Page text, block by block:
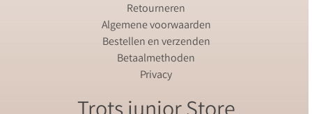
Retourneren
Algemene voorwaarden
Bestellen en verzenden
Betaalmethoden
Privacy